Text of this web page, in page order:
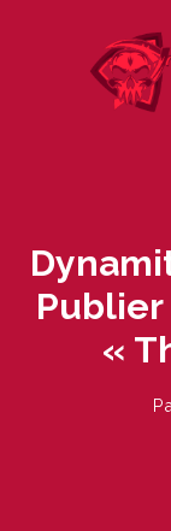
Publier
«